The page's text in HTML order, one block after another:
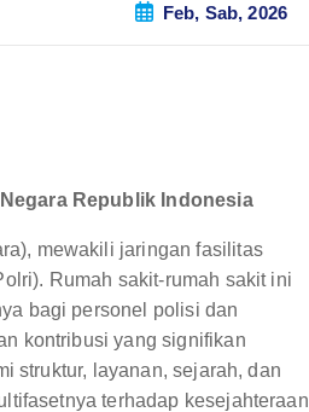
Feb, Sab, 2026
Republik Indonesia
mewakili jaringan fasilitas
Rumah sakit-rumah sakit ini
bagi personel polisi dan
kontribusi yang signifikan
struktur, layanan, sejarah, dan
terhadap kesejahteraan